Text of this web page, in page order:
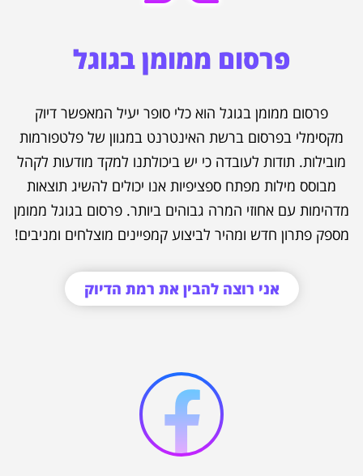
פרסום ממומן בגוגל
פרסום ממומן בגוגל הוא כלי סופר יעיל המאפשר דיוק
מקסימלי בפרסום ברשת האינטרנט במגוון של פלטפורמות
מובילות. תודות לעובדה כי יש ביכולתנו למקד מודעות לקהל
מבוסס מילות מפתח ספציפיות אנו יכולים להשיג תוצאות
מדהימות עם אחוזי המרה גבוהים ביותר. פרסום בגוגל ממומן
מספק פתרון חדש ומהיר לביצוע קמפיינים מוצלחים ומניבים!
אני רוצה להבין את רמת הדיוק